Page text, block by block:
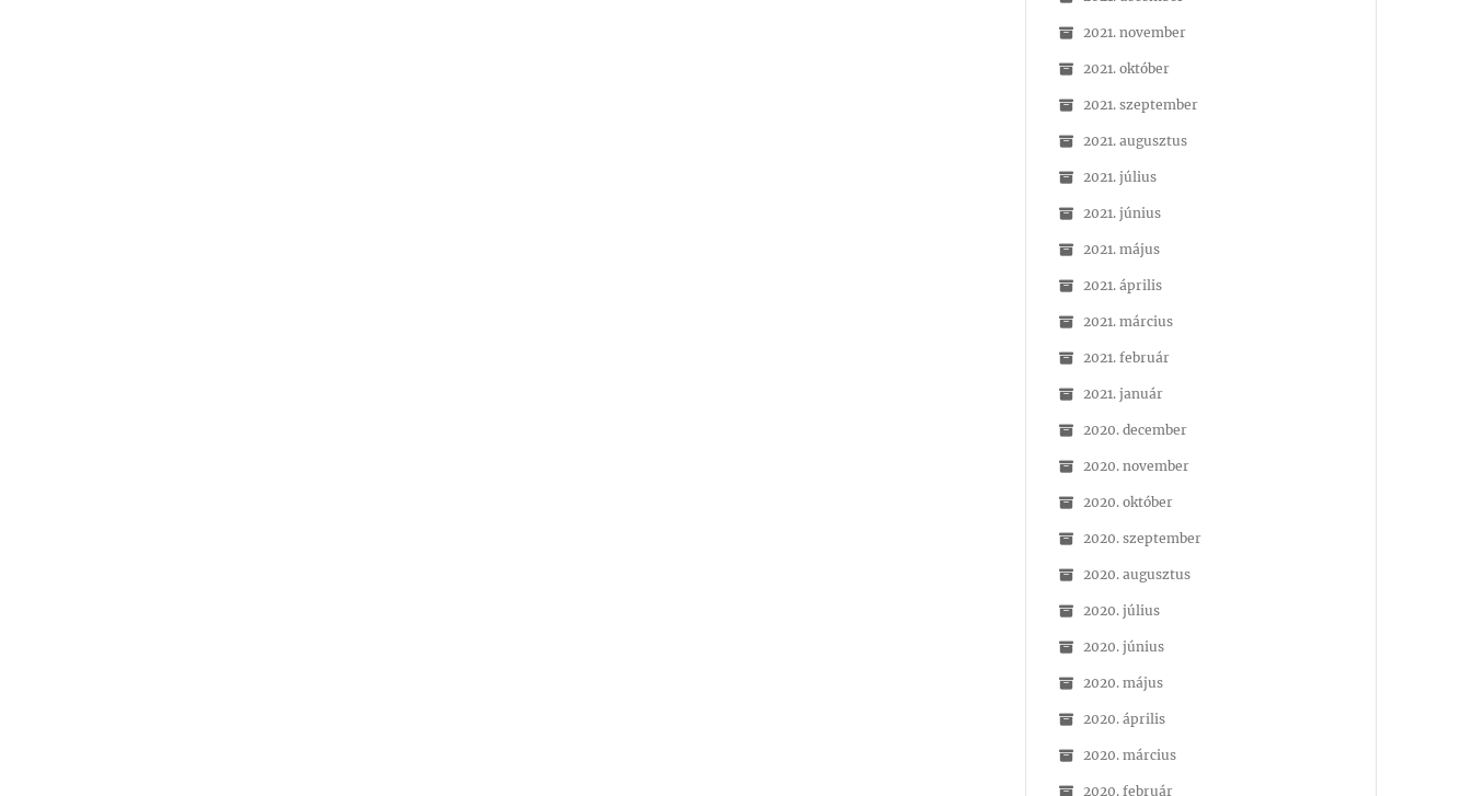
2021. november
2021. október
2021. szeptember
2021. augusztus
2021. július
2021. június
2021. május
2021. április
2021. március
2021. február
2021. január
2020. december
2020. november
2020. október
2020. szeptember
2020. augusztus
2020. július
2020. június
2020. május
2020. április
2020. március
2020. február